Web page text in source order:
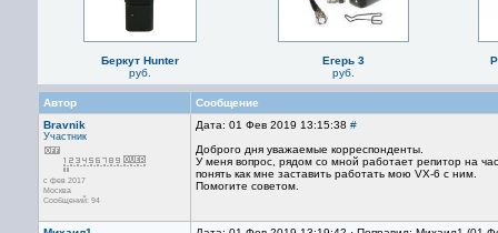
Беркут Hunter
руб.
Егерь 3
руб.
Автор
Сообщение
Bravnik
Участник
с фев 2017
Москва
Сообщений: 94
Дата: 01 Фев 2019 13:15:38 #
Доброго дня уважаемые корреспонденты.
У меня вопрос, рядом со мной работает репитор на
понять как мне заставить работать мою VX-6 с ним.
Помогите советом.